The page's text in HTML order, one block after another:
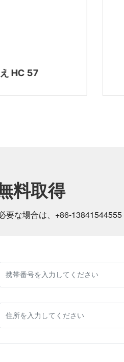
HC 57
料取得
な場合は、 +86-13841544555